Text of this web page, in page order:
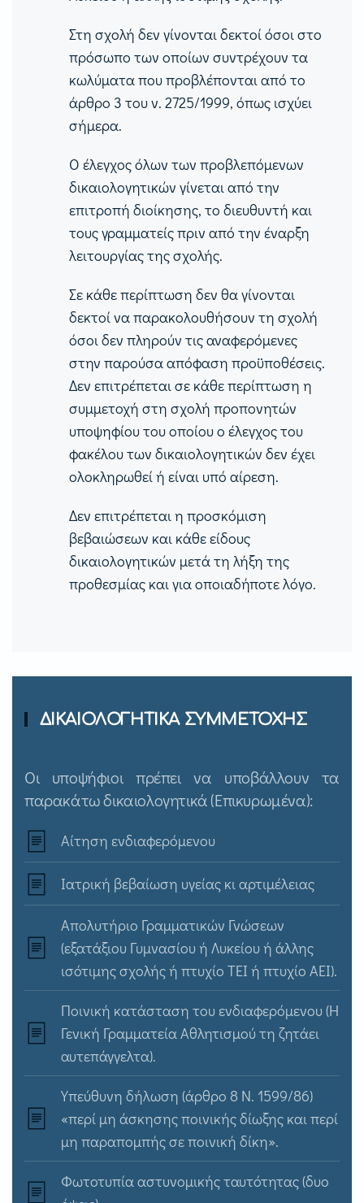
Στη σχολή δεν γίνονται δεκτοί όσοι στο
πρόσωπο των οποίων συντρέχουν τα
κωλύματα που προβλέπονται από το
άρθρο 3 του ν. 2725/1999, όπως ισχύει
σήμερα.
Ο έλεγχος όλων των προβλεπόμενων
δικαιολογητικών γίνεται από την
επιτροπή διοίκησης, το διευθυντή και
τους γραμματείς πριν από την έναρξη
λειτουργίας της σχολής.
Σε κάθε περίπτωση δεν θα γίνονται
δεκτοί να παρακολουθήσουν τη σχολή
όσοι δεν πληρούν τις αναφερόμενες
στην παρούσα απόφαση προϋποθέσεις.
Δεν επιτρέπεται σε κάθε περίπτωση η
συμμετοχή στη σχολή προπονητών
υποψηφίου του οποίου ο έλεγχος του
φακέλου των δικαιολογητικών δεν έχει
ολοκληρωθεί ή είναι υπό αίρεση.
Δεν επιτρέπεται η προσκόμιση
βεβαιώσεων και κάθε είδους
δικαιολογητικών μετά τη λήξη της
προθεσμίας και για οποιαδήποτε λόγο.
ΔΙΚΑΙΟΛΟΓΗΤΙΚΑ ΣΥΜΜΕΤΟΧΗΣ
Οι υποψήφιοι πρέπει να υποβάλλουν τα
παρακάτω δικαιολογητικά (Επικυρωμένα):
Αίτηση ενδιαφερόμενου
Ιατρική βεβαίωση υγείας κι αρτιμέλειας
Απολυτήριο Γραμματικών Γνώσεων
(εξατάξιου Γυμνασίου ή Λυκείου ή άλλης
ισότιμης σχολής ή πτυχίο ΤΕΙ ή πτυχίο ΑΕΙ).
Ποινική κατάσταση του ενδιαφερόμενου (Η
Γενική Γραμματεία Αθλητισμού τη ζητάει
αυτεπάγγελτα).
Υπεύθυνη δήλωση (άρθρο 8 Ν. 1599/86)
«περί μη άσκησης ποινικής δίωξης και περί
μη παραπομπής σε ποινική δίκη».
Φωτοτυπία αστυνομικής ταυτότητας (δυο